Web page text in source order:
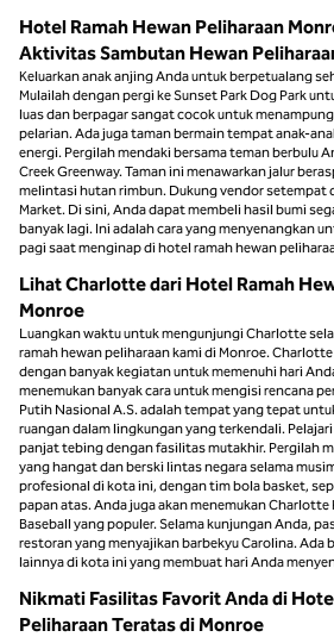
Hotel Ramah Hewan Peliharaan
Aktivitas Sambutan Hewan
Keluarkan anak anjing Anda untuk berpetualang
Mulailah dengan pergi ke Sunset Park Dog Park
luas dan berpagar sangat cocok untuk
pelarian. Ada juga taman bermain tempat anak-
energi. Pergilah mendaki bersama teman berbulu
Creek Greenway. Taman ini menawarkan jalur
melintasi hutan rimbun. Dukung vendor setempat
Market. Di sini, Anda dapat membeli hasil bumi
banyak lagi. Ini adalah cara yang menyenangkan
pagi saat menginap di hotel ramah hewan
Lihat Charlotte dari Hotel Ramah
Monroe
Luangkan waktu untuk mengunjungi Charlotte
ramah hewan peliharaan kami di Monroe.
dengan banyak kegiatan untuk memenuhi hari
menemukan banyak cara untuk mengisi rencana
Putih Nasional A.S. adalah tempat yang tepat
ruangan dalam lingkungan yang terkendali.
panjat tebing dengan fasilitas mutakhir. Pergilah
yang hangat dan berski lintas negara selama
profesional di kota ini, dengan tim bola basket,
papan atas. Anda juga akan menemukan
Baseball yang populer. Selama kunjungan Anda,
restoran yang menyajikan barbekyu Carolina. Ada
lainnya di kota ini yang membuat hari Anda
Nikmati Fasilitas Favorit Anda di
Peliharaan Teratas di Monroe